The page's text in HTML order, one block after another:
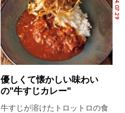
優しくて懐かしい味わい
の"牛すじカレー"
牛すじが溶けたトロットロの食